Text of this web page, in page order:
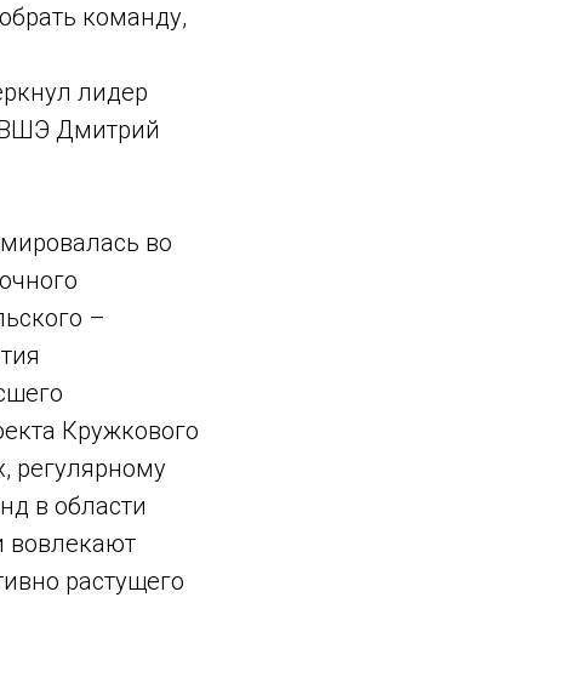
команду,
лидер
ВШЭ Дмитрий
во
–
Кружкового
регулярному
в области
вовлекают
растущего